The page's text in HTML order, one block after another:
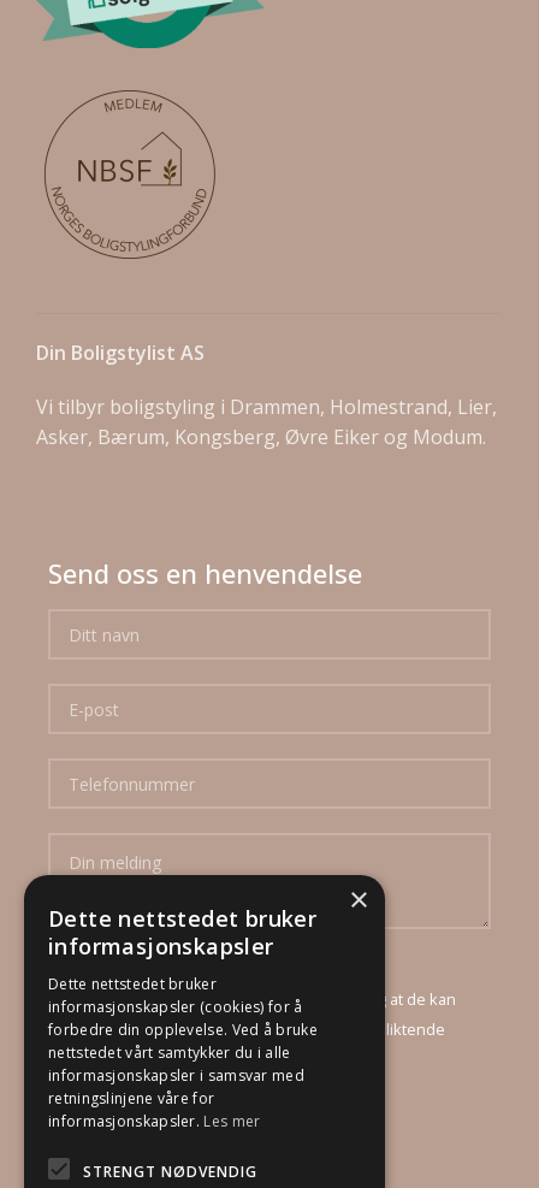
Din Boligstylist AS
Vi tilbyr boligstyling i Drammen, Holmestrand, Lier,
Asker, Bærum, Kongsberg, Øvre Eiker og Modum.
Send oss en henvendelse
DinBoligStylist AS mottar mine opplysninger, og at de kan
kontakte meg via e-post og telefon for et uforpliktende
tilbud.
×
Dette nettstedet bruker
informasjonskapsler
Dette nettstedet bruker
informasjonskapsler (cookies) for å
forbedre din opplevelse. Ved å bruke
nettstedet vårt samtykker du i alle
informasjonskapsler i samsvar med
retningslinjene våre for
informasjonskapsler. Les mer
STRENGT NØDVENDIG